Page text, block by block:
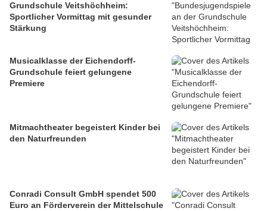
Grundschule Veitshöchheim:
Sportlicher Vormittag mit gesunder
Stärkung
Musicalklasse der Eichendorff-
Grundschule feiert gelungene
Premiere
Mitmachtheater begeistert Kinder bei
den Naturfreunden
Conradi Consult GmbH spendet 500
Euro an Förderverein der Mittelschule